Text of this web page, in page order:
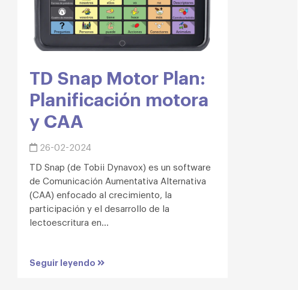
TD Snap Motor Plan:
Planificación motora
y CAA
26-02-2024
TD Snap (de Tobii Dynavox) es un software
de Comunicación Aumentativa Alternativa
(CAA) enfocado al crecimiento, la
participación y el desarrollo de la
lectoescritura en...
Seguir leyendo